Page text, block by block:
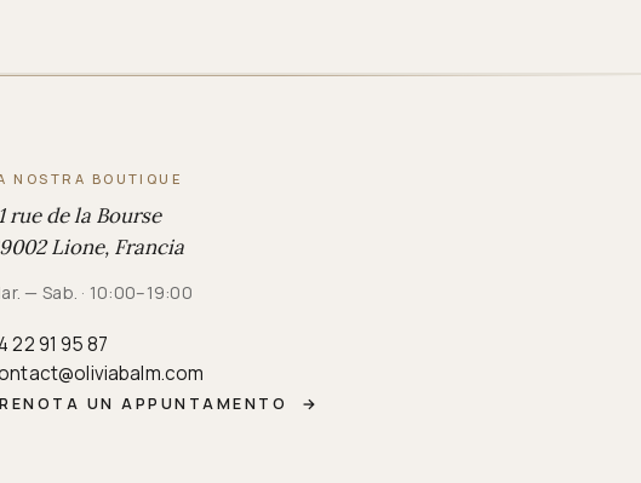
NOSTRA BOUTIQUE
rue de la Bourse
Lione, Francia
— Sab. · 10:00–19:00
22 91 95 87
UN APPUNTAMENTO →